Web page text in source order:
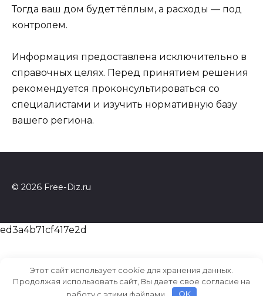
Тогда ваш дом будет тёплым, а расходы — под
контролем.
Информация предоставлена исключительно в
справочных целях. Перед принятием решения
рекомендуется проконсультироваться со
специалистами и изучить нормативную базу
вашего региона.
© 2026 Free-Diz.ru
ed3a4b71cf417e2d
Этот сайт использует cookie для хранения данных.
Продолжая использовать сайт, Вы даете свое согласие на
работу с этими файлами.
OK